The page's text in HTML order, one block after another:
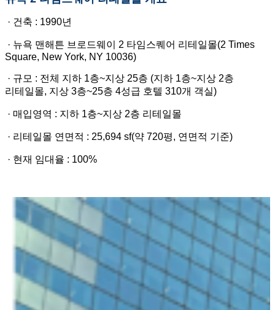
· 건축 : 1990년
· 뉴욕 맨해튼 브로드웨이 2 타임스퀘어 리테일몰(2 Times
Square, New York, NY 10036)
· 규모 : 전체 지하 1층~지상 25층 (지하 1층~지상 2층
리테일몰, 지상 3층~25층 4성급 호텔 310개 객실)
· 매입영역 : 지하 1층~지상 2층 리테일몰
· 리테일몰 연면적 : 25,694 sf(약 720평, 연면적 기준)
· 현재 임대율 : 100%